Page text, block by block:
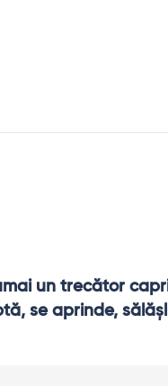
un trecător
se aprinde,